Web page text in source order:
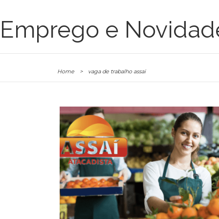
Emprego e
Home > vaga de trabalho assai